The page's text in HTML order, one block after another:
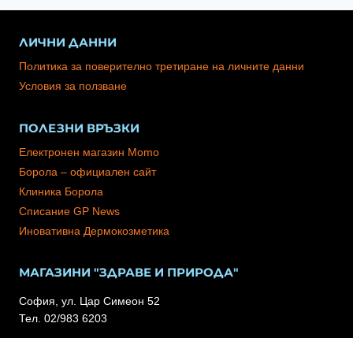
ЛИЧНИ ДАННИ
Политика за поверително третиране на личните данни
Условия за ползване
ПОЛЕЗНИ ВРЪЗКИ
Електронен магазин Momo
Борола – официален сайт
Клиника Борола
Списание GP News
Иновативна Дермокозметика
МАГАЗИНИ "ЗДРАВЕ И ПРИРОДА"
София, ул. Цар Симеон 52
Тел. 02/983 6203